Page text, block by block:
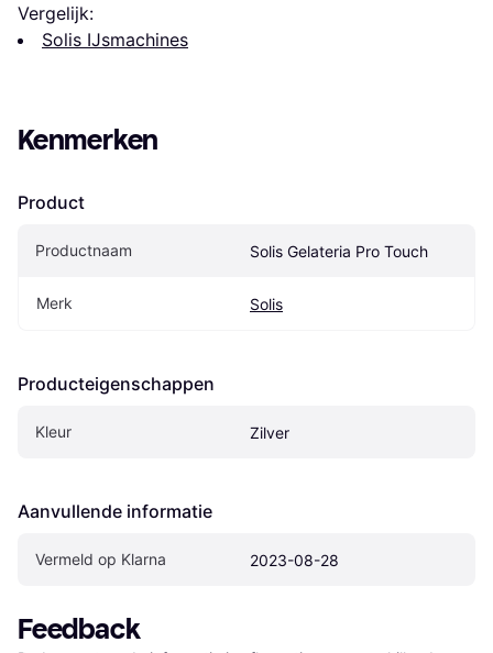
Vergelijk:
Solis IJsmachines
Kenmerken
Product
Productnaam Solis Gelateria Pro Touch
Merk Solis
Producteigenschappen
Kleur Zilver
Aanvullende informatie
Vermeld op Klarna 2023-08-28
Feedback